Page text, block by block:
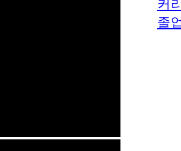
커
졸